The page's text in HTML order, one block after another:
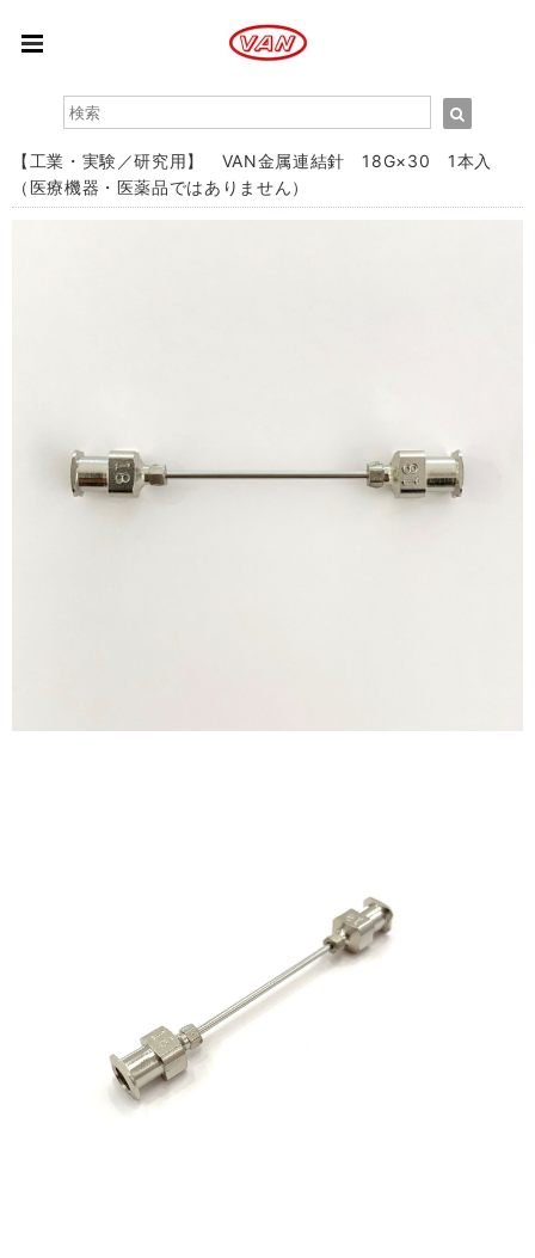
【工業・実験／研究用】 VAN金属連結針 18G×30 1本入
（医療機器・医薬品ではありません）